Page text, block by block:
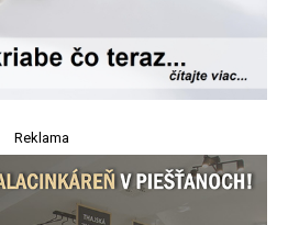
Reklama